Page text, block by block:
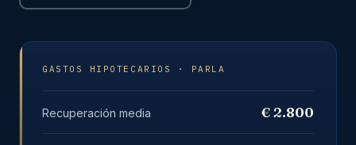
GASTOS HIPOTECARIOS · PARLA
Recuperación media € 2.800